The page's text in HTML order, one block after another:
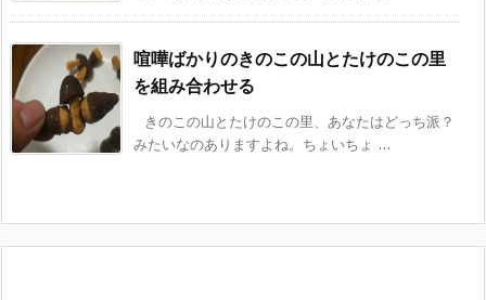
喧嘩ばかりのきのこの山とたけのこの里
を組み合わせる
きのこの山とたけのこの里、あなたはどっち派？
みたいなのありますよね。ちょいちょ ...